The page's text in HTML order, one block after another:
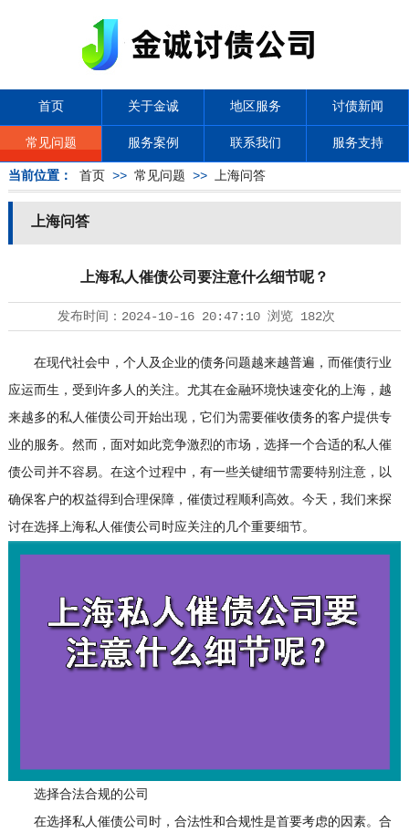
首页 关于金诚 地区服务 讨债新闻
常见问题 服务案例 联系我们 服务支持
当前位置： 首页 >> 常见问题 >> 上海问答
上海问答
上海私人催债公司要注意什么细节呢？
发布时间： 2024-10-16 20:47:10浏览 182次
在现代社会中，个人及企业的债务问题越来越普遍，而催债行业
应运而生，受到许多人的关注。尤其在金融环境快速变化的上海，越
来越多的私人催债公司开始出现，它们为需要催收债务的客户提供专
业的服务。然而，面对如此竞争激烈的市场，选择一个合适的私人催
债公司并不容易。在这个过程中，有一些关键细节需要特别注意，以
确保客户的权益得到合理保障，催债过程顺利高效。今天，我们来探
讨在选择上海私人催债公司时应关注的几个重要细节。
选择合法合规的公司
在选择私人催债公司时，合法性和合规性是首要考虑的因素。合